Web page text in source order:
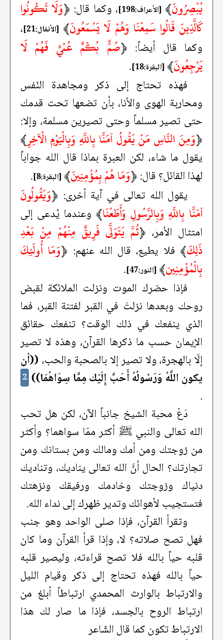
يُبْصِرُونَ﴾ [الأعراف:198] ، وكما قال: ﴿وَلَا تَكُونُوا
كَالَّذِينَ قَالُوا سَمِعْنَا وَهُمْ لَا يَسْمَعُونَ﴾ [الأنفال:21]
،
وكما قال أيضاً: ﴿صُمٌّ بُكْمٌ عُمْيٌ فَهُمْ لَا
يَرْجِعُونَ﴾ [البقرة:18]
.
فهذه تحتاج إلى ذكر ومجاهدة النّفس
ومحاربة الهوى والأنا، بأن تضعها تحت قدمك
حتى تصير مسلماً وحتى تصيرين مسلمة، وإلا:
﴿وَمِنَ النَّاسِ مَنْ يَقُولُ آمَنَّا بِاللَّهِ وَبِالْيَوْمِ الْآخِرِ﴾
يقول ما شاء، لكن العبرة بماذا قال الله جواباً
لهذا القائل؟ قال:﴿وَمَا هُمْ بِمُؤْمِنِينَ﴾ [البقرة:8]
.
يقول الله تعالى في آية أخرى: ﴿وَيَقُولُونَ
آمَنَّا بِاللَّهِ وَبِالرَّسُولِ وَأَطَعْنَا﴾ وعندما يُدعى إلى
امتثال الأمر، ﴿ثُمَّ يَتَوَلَّى فَرِيقٌ مِنْهُمْ مِنْ بَعْدِ
ذَلِكَ﴾فلا يطيع، قال الله عنهم: ﴿وَمَا أُولَئِكَ
بِالْمُؤْمِنِين﴾ [النور:47]
.
فإذا حضرك الموت ونزلت الملائكة لقبض
روحك وبعدها نزلتَ في القبر لفتنة القبر، فما
الذي ينفعك في ذلك الوقت؟ تنفعك حقائق
الإيمان حسب ما ذكرها القرآن، وهذه لا تصير
إلّا بالهجرة، ولا تصير إلا بالصحبة والحب، ((أن
يكون اللَّهُ وَرَسُولُهُ أَحَبَّ إِلَيْك مِمَّا سِوَاهُمَا)) 2
.
دَعْ محبة الشيخ جانباً الآن، لكن هل تحب
الله تعالى والنبي ﷺ أكثر ممّا سواهما؟ وأكثر
من زوجتك ومن أمك ومالك ومن بستانك ومن
تجارتك؟ الحال أنَّ الله تعالى يناديك، وتناديك
دنياك وزوجتك وخادمك ورفيقك ونزهتك
فتستجيب لأهوائك وتدير ظهرك إلى نداء الله.
وتقرأ القرآن، فإذا صلى الواحد وهو جنب
فهل تصح صلاته؟ لا، وإذا قرأ القرآن وما كان
قلبه حياً بالله فلا تصح قراءته، وليصير قلبه
حياً بالله فهذه تحتاج إلى ذكر وقيام الليل
والارتباط بالوارث المحمدي ارتباطاً أبلغ من
ارتباط الروح بالجسد، فإذا ما صار لك هذا
الارتباط تكون كما قال الشّاعر